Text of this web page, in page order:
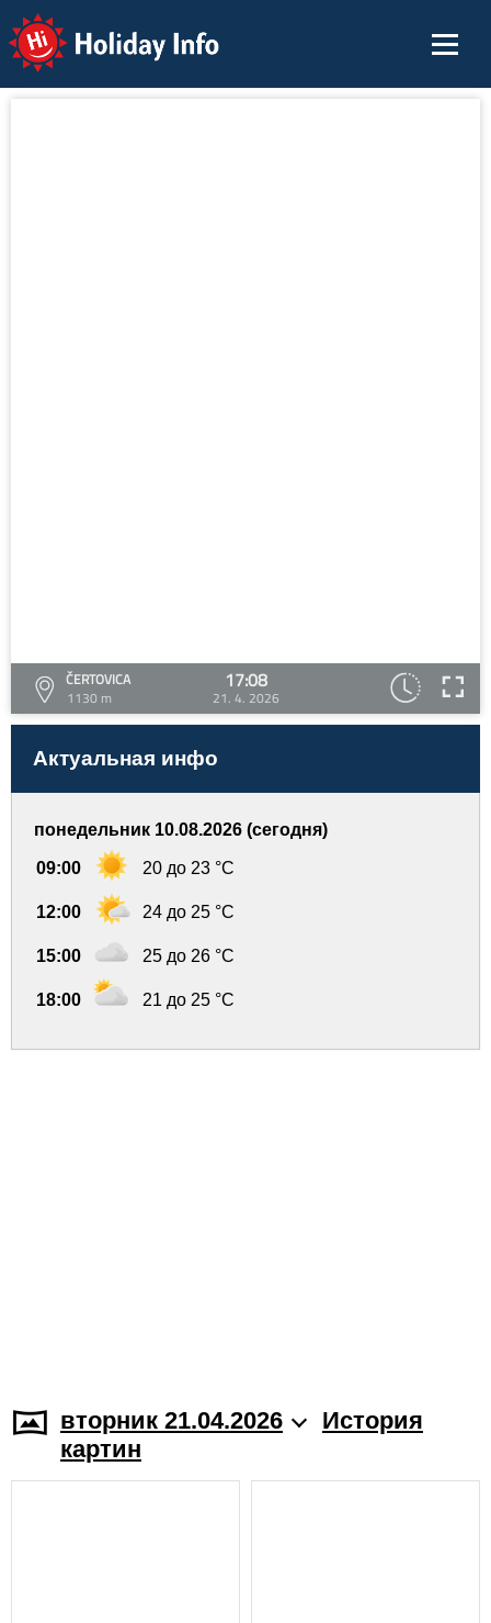
Holiday Info
ČERTOVICA
1130 m
17:08
21. 4. 2026
Актуальная инфо
понедельник 10.08.2026 (сегодня)
09:00 20 до 23 °C
12:00 24 до 25 °C
15:00 25 до 26 °C
18:00 21 до 25 °C
вторник 21.04.2026
История
картин